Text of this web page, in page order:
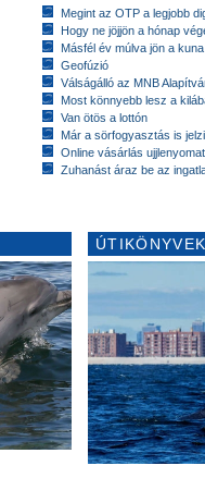
Megint az OTP a legjobb
Hogy ne jöjjön a hónap
Másfél év múlva jön a
Geofúzió
Válságálló az MNB
Most könnyebb lesz a
Van ötös a lottón
Már a sörfogyasztás is
Online vásárlás
Zuhanást áraz be az